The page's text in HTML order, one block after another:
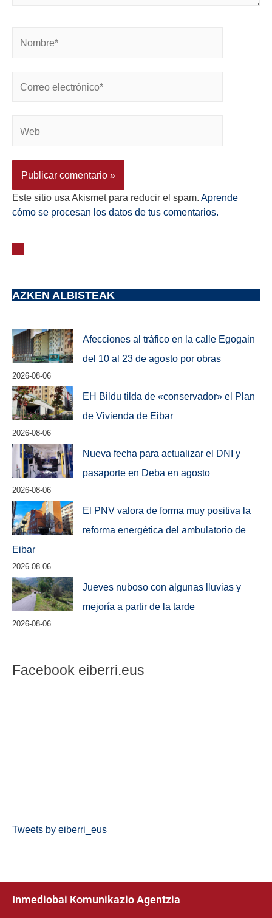
Este sitio usa Akismet para reducir el spam. Aprende
cómo se procesan los datos de tus comentarios.
AZKEN ALBISTEAK
Afecciones al tráfico en la calle Egogain
del 10 al 23 de agosto por obras
2026-08-06
EH Bildu tilda de «conservador» el Plan
de Vivienda de Eibar
2026-08-06
Nueva fecha para actualizar el DNI y
pasaporte en Deba en agosto
2026-08-06
El PNV valora de forma muy positiva la
reforma energética del ambulatorio de
Eibar
2026-08-06
Jueves nuboso con algunas lluvias y
mejoría a partir de la tarde
2026-08-06
Facebook eiberri.eus
Tweets by eiberri_eus
Inmediobai Komunikazio Agentzia